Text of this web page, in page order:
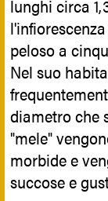
lunghi circa
peloso a
Nel suo
diametro che
"mele"
morbide e
succose e